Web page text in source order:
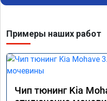
отзывчевее. В целом, я
Примеры наших работ
Чип тюнинг Kia